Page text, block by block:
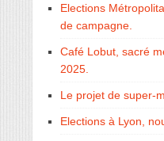
Elections
de campagne.
Café Lobut, sacré
2025.
Le projet de super-
Elections à Lyon,